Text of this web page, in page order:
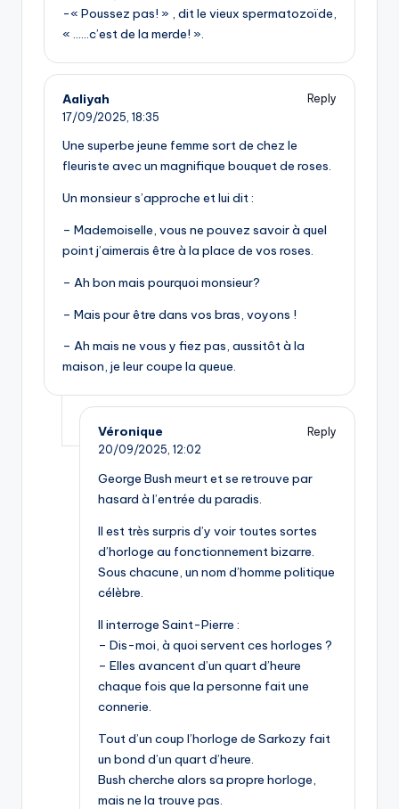
-« Poussez pas! » , dit le vieux spermatozoïde,
« ……c’est de la merde! ».
Aaliyah
Reply
17/09/2025, 18:35
Une superbe jeune femme sort de chez le
fleuriste avec un magnifique bouquet de roses.
Un monsieur s’approche et lui dit :
– Mademoiselle, vous ne pouvez savoir à quel
point j’aimerais être à la place de vos roses.
– Ah bon mais pourquoi monsieur?
– Mais pour être dans vos bras, voyons !
– Ah mais ne vous y fiez pas, aussitôt à la
maison, je leur coupe la queue.
Véronique
Reply
20/09/2025, 12:02
George Bush meurt et se retrouve par
hasard à l’entrée du paradis.
Il est très surpris d’y voir toutes sortes
d’horloge au fonctionnement bizarre.
Sous chacune, un nom d’homme politique
célèbre.
Il interroge Saint-Pierre :
– Dis-moi, à quoi servent ces horloges ?
– Elles avancent d’un quart d’heure
chaque fois que la personne fait une
connerie.
Tout d’un coup l’horloge de Sarkozy fait
un bond d’un quart d’heure.
Bush cherche alors sa propre horloge,
mais ne la trouve pas.